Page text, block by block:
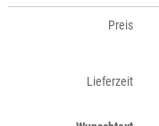
Preis
Lieferzeit